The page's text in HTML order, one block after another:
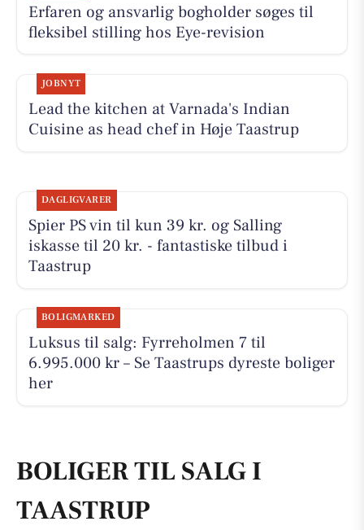
Erfaren og ansvarlig bogholder søges til
fleksibel stilling hos Eye-revision
JOBNYT
Lead the kitchen at Varnada's Indian
Cuisine as head chef in Høje Taastrup
DAGLIGVARER
Spier PS vin til kun 39 kr. og Salling
iskasse til 20 kr. - fantastiske tilbud i
Taastrup
BOLIGMARKED
Luksus til salg: Fyrreholmen 7 til
6.995.000 kr – Se Taastrups dyreste boliger
her
BOLIGER TIL SALG I
TAASTRUP